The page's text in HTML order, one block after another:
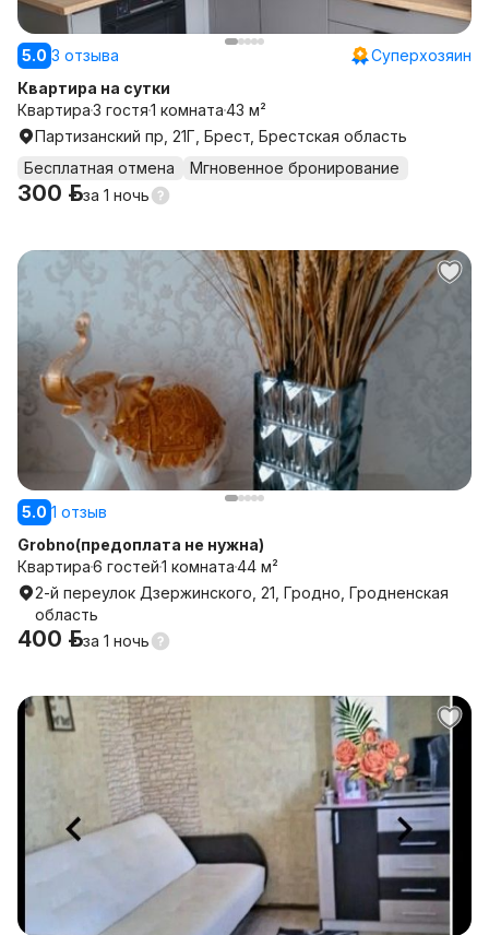
5.0 3 отзыва
Суперхозяин
Квартира на сутки
Квартира3 гостя1 комната43 м²
Партизанский пр, 21Г, Брест, Брестская область
Бесплатная отмена
Мгновенное бронирование
300 р.за 1 ночь
5.0 1 отзыв
Grobno(предоплата не нужна)
Квартира6 гостей1 комната44 м²
2-й переулок Дзержинского, 21, Гродно, Гродненская
область
400 р.за 1 ночь